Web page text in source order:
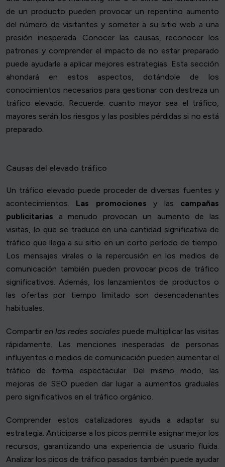
de un producto pueden provocar un repentino aumento
del número de visitantes y someter a su sitio web a una
presión inesperada. Conocer las causas, reconocer los
patrones y comprender el impacto de no estar preparado
puede ayudarle a aplicar mejores estrategias. Esta sección
ahondará en estos aspectos, dotándole de los
conocimientos necesarios para gestionar con destreza un
tráfico elevado. Recuerde: cuanto mayor sea el tráfico,
mayores serán los riesgos y las posibles pérdidas si no está
preparado.
Causas del elevado tráfico
Un tráfico elevado puede proceder de diversas fuentes y
acontecimientos. Las promociones y las campañas
publicitarias a menudo provocan un aumento de las
visitas, lo que se traduce en una cantidad significativa de
tráfico que llega a su sitio en un corto período de tiempo.
Los mensajes virales o la repercusión en los medios de
comunicación también pueden provocar picos de tráfico
significativos. Además, los lanzamientos de productos o
las ofertas por tiempo limitado son desencadenantes
habituales.
Compartir en las redes sociales puede multiplicar las visitas
rápidamente. Las menciones inesperadas de personas
influyentes o medios de comunicación pueden aumentar el
tráfico de forma espectacular. Del mismo modo, las
mejoras de SEO pueden dar lugar a aumentos graduales
pero significativos en el tráfico orgánico.
Comprender estos catalizadores ayuda a adaptar su
estrategia. Anticiparse a los picos permite asignar mejor los
recursos, garantizando una experiencia de usuario fluida.
Analizar los picos de tráfico pasados también puede ayudar